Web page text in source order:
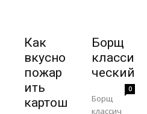
Как
вкусно
пожар
ить
картош
Борщ
класси
ческий
0
Борщ
классич